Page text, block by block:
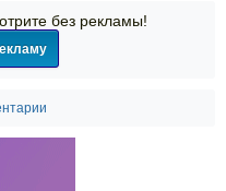
без рекламы!